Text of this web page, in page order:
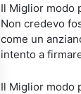
Il Miglior modo
Non credevo
come un
intento a
Il Miglior modo